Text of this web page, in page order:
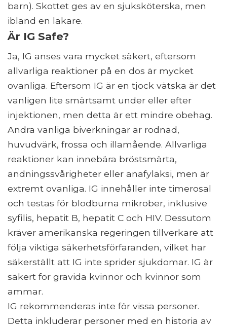
barn). Skottet ges av en sjuksköterska, men
ibland en läkare.
Är IG Safe?
Ja, IG anses vara mycket säkert, eftersom
allvarliga reaktioner på en dos är mycket
ovanliga. Eftersom IG är en tjock vätska är det
vanligen lite smärtsamt under eller efter
injektionen, men detta är ett mindre obehag.
Andra vanliga biverkningar är rodnad,
huvudvärk, frossa och illamående. Allvarliga
reaktioner kan innebära bröstsmärta,
andningssvårigheter eller anafylaksi, men är
extremt ovanliga. IG innehåller inte timerosal
och testas för blodburna mikrober, inklusive
syfilis, hepatit B, hepatit C och HIV. Dessutom
kräver amerikanska regeringen tillverkare att
följa viktiga säkerhetsförfaranden, vilket har
säkerställt att IG inte sprider sjukdomar. IG är
säkert för gravida kvinnor och kvinnor som
ammar.
IG rekommenderas inte för vissa personer.
Detta inkluderar personer med en historia av